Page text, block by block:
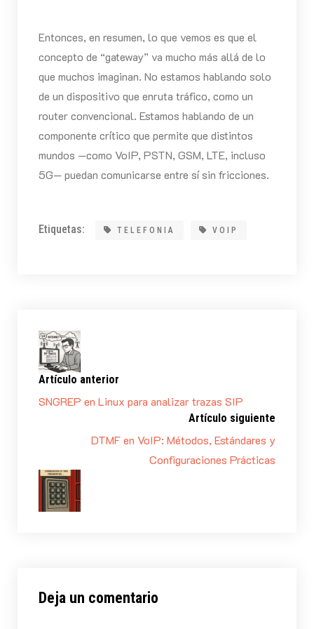
Entonces, en resumen, lo que vemos es que el
concepto de “gateway” va mucho más allá de lo
que muchos imaginan. No estamos hablando solo
de un dispositivo que enruta tráfico, como un
router convencional. Estamos hablando de un
componente crítico que permite que distintos
mundos —como VoIP, PSTN, GSM, LTE, incluso
5G— puedan comunicarse entre sí sin fricciones.
Etiquetas: TELEFONIA VOIP
Artículo anterior
SNGREP en Linux para analizar trazas SIP
Artículo siguiente
DTMF en VoIP: Métodos, Estándares y
Configuraciones Prácticas
Deja un comentario